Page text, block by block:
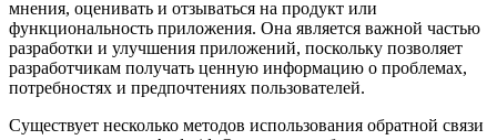
мнения, оценивать и отзываться на продукт или
функциональность приложения. Она является важной частью
разработки и улучшения приложений, поскольку позволяет
разработчикам получать ценную информацию о проблемах,
потребностях и предпочтениях пользователей.
Существует несколько методов использования обратной связи